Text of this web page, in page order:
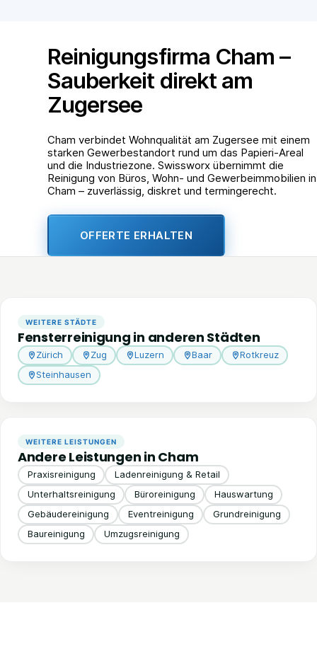
Reinigungsfirma Cham –
Sauberkeit direkt am
Zugersee
Cham verbindet Wohnqualität am Zugersee mit einem
starken Gewerbestandort rund um das Papieri-Areal
und die Industriezone. Swissworx übernimmt die
Reinigung von Büros, Wohn- und Gewerbeimmobilien in
Cham – zuverlässig, diskret und termingerecht.
OFFERTE ERHALTEN
WEITERE STÄDTE
Fensterreinigung in anderen Städten
Zürich Zug Luzern Baar
Rotkreuz
Steinhausen
WEITERE LEISTUNGEN
Andere Leistungen in Cham
Praxisreinigung
Ladenreinigung & Retail
Unterhaltsreinigung
Büroreinigung
Hauswartung
Gebäudereinigung
Eventreinigung
Grundreinigung
Baureinigung
Umzugsreinigung